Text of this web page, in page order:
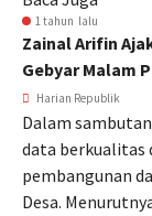
1 tahun lalu
Zainal Arifin
Gebyar Malam
Harian Republik
Dalam
data berkualitas
pembangunan
Desa.